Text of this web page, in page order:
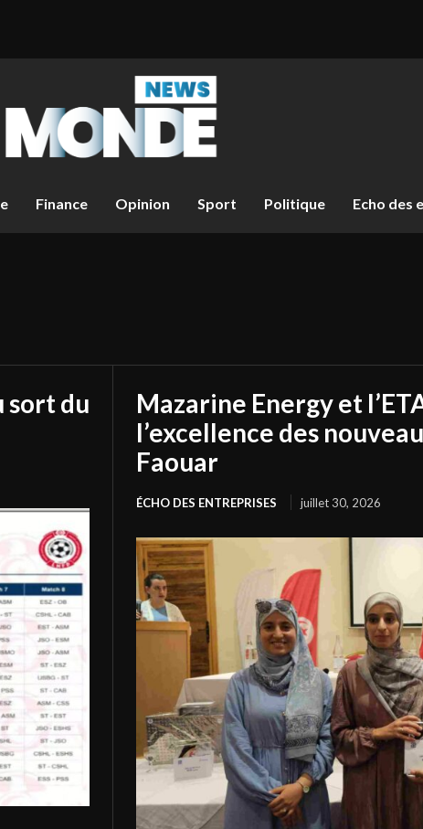
Finance Opinion Sport Politique Echo des
sort du
Mazarine Energy et
l’excellence des
Faouar
ÉCHO DES ENTREPRISES juillet 30, 2026